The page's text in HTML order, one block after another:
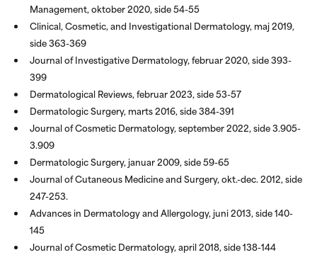
Management, oktober 2020, side 54-55
Clinical, Cosmetic, and Investigational Dermatology, maj 2019,
side 363-369
Journal of Investigative Dermatology, februar 2020, side 393-
399
Dermatological Reviews, februar 2023, side 53-57
Dermatologic Surgery, marts 2016, side 384-391
Journal of Cosmetic Dermatology, september 2022, side 3.905-
3.909
Dermatologic Surgery, januar 2009, side 59-65
Journal of Cutaneous Medicine and Surgery, okt.-dec. 2012, side
247-253.
Advances in Dermatology and Allergology, juni 2013, side 140-
145
Journal of Cosmetic Dermatology, april 2018, side 138-144